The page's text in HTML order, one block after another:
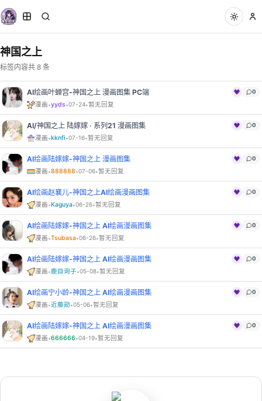
神国之上
标签内容共 8 条
AI绘画叶蝉宫-神国之上 漫画图集 PC端 0
漫画·yyds·07-24·暂无回复
AI/神国之上 陆嫁嫁 · 系列21 漫画图集 0
漫画·kknfi·07-16·暂无回复
AI绘画陆嫁嫁-神国之上 漫画图集 0
漫画·888888·07-06·暂无回复
AI绘画赵襄儿-神国之上AI绘画漫画图集 0
漫画·Kaguya·06-26·暂无回复
AI绘画陆嫁嫁-神国之上 AI绘画漫画图集 0
漫画·Tsubasa·06-26·暂无回复
AI绘画陆嫁嫁-神国之上 AI绘画漫画图集 0
漫画·鹿目询子·05-08·暂无回复
AI绘画宁小龄-神国之上 AI绘画漫画图集 0
漫画·近藤勋·05-06·暂无回复
AI绘画陆嫁嫁-神国之上 AI绘画漫画图集 0
漫画·666666·04-19·暂无回复